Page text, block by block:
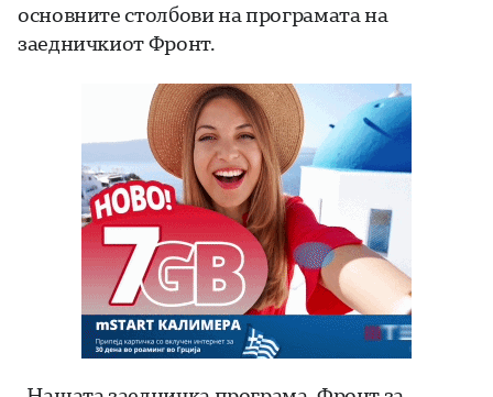
основните столбови на програмата на
заедничкиот Фронт.